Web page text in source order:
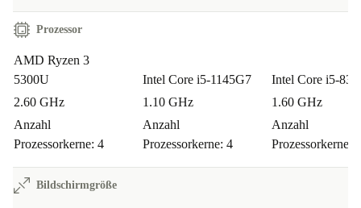
Prozessor
AMD Ryzen 3
5300U
2.60 GHz
Anzahl
Prozessorkerne: 4
Intel Core i5-1145G7
1.10 GHz
Anzahl
Prozessorkerne: 4
Intel Core i5-
1.60 GHz
Anzahl
Prozessorkerne: 4
Bildschirmgröße